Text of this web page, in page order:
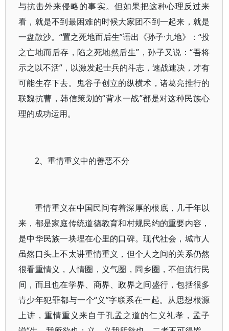
与抗击外来侵略的事实。但如果把这种心理反过来
看，就是不到最困难的时候大家团不到一起来，就是
一盘散沙。“置之死地而后生”语出《孙子·九地》：“投
之亡地而后存，陷之死地然后生”，孙子又说：“吾将
示之以不活”，以激发起士兵的斗志，速战速决，才有
可能生存下去。鬼谷子创立的纵横术，诸葛亮推行的
联魏抗曹，韩信策划的“背水一战”都是对这种民族心
理的成功运用。
2、重情重义中的善恶不分
重情重义在中国民间有着深厚的根底，几千年以
来，都是家庭传统道德教育和村规民约的重要内容，
是中华民族一块埋在心里的口碑。现代社会，城市人
虽然口头上不太讲重情重义，但个人之间的关系仍然
很看重情义，人情圈，义气圈，同乡圈，不但流行民
间，而且也在学界、商界、政界之间盛行，包括很多
青少年犯罪都与一个“义”字联系在一起。从思想根源
上讲，重情重义来自于孔孟之道的仁义礼孝，孟子